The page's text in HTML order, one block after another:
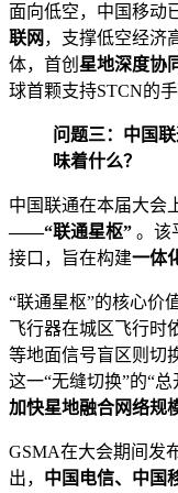
面向低空，中国移动
联网 ，支撑低空经济
体，首创 星地深度协
球首颗支持STCN的
问题三：中国
味着什么？
中国联通在本届大会
——“联通星枢” 。该
接口，旨在构建一体
“联通星枢”的核心价
飞行器在城区飞行时
等地面信号盲区则
这一“无缝切换”的“
加快星地融合网络规
GSMA在大会期间发
出， 中国电信、中国